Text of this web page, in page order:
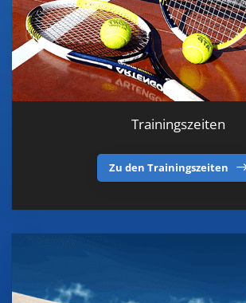
Trainingszeiten
Zu den Trainingszeiten